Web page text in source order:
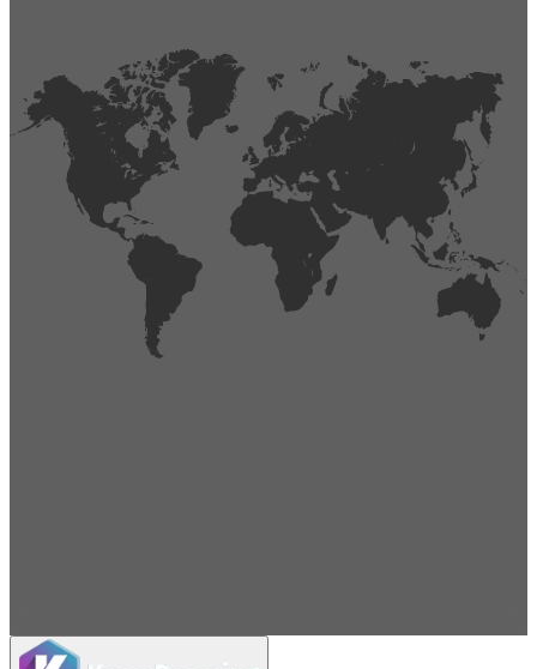
404Página no encontrada,
La página que buscas no existe o se ha cambiado de lugar.
Comprueba la URL e inténtalo de nuevo.
Ir a la página de inicio
Obtener soporte técnico